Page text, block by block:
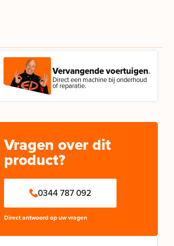
Vervangende voertuigen.
Direct een machine bij onderhoud
of reparatie.
Vragen over dit
product?
0344 787 092
Direct antwoord op uw vragen